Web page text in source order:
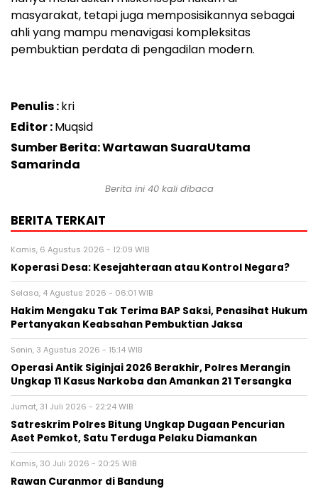
masyarakat, tetapi juga memposisikannya sebagai
ahli yang mampu menavigasi kompleksitas
pembuktian perdata di pengadilan modern.
Penulis :kri
Editor :Muqsid
Sumber Berita: Wartawan SuaraUtama
Samarinda
Berita ini 40kali dibaca
BERITA TERKAIT
Kamis, 6 Agustus 2026 - 12:09 WIB
Koperasi Desa: Kesejahteraan atau Kontrol Negara?
Selasa, 4 Agustus 2026 - 06:01 WIB
Hakim Mengaku Tak Terima BAP Saksi, Penasihat Hukum
Pertanyakan Keabsahan Pembuktian Jaksa
Senin, 3 Agustus 2026 - 15:14 WIB
Operasi Antik Siginjai 2026 Berakhir, Polres Merangin
Ungkap 11 Kasus Narkoba dan Amankan 21 Tersangka
Jumat, 31 Juli 2026 - 22:24 WIB
Satreskrim Polres Bitung Ungkap Dugaan Pencurian
Aset Pemkot, Satu Terduga Pelaku Diamankan
Kamis, 30 Juli 2026 - 20:25 WIB
Rawan Curanmor di Bandung